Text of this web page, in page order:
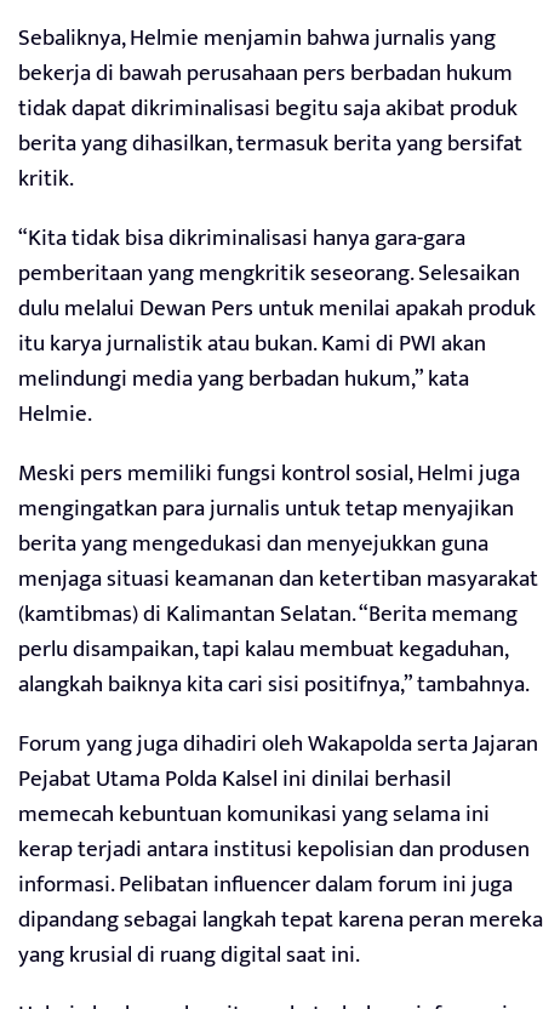
Sebaliknya, Helmie menjamin bahwa jurnalis yang
bekerja di bawah perusahaan pers berbadan hukum
tidak dapat dikriminalisasi begitu saja akibat produk
berita yang dihasilkan, termasuk berita yang bersifat
kritik.
“Kita tidak bisa dikriminalisasi hanya gara-gara
pemberitaan yang mengkritik seseorang. Selesaikan
dulu melalui Dewan Pers untuk menilai apakah produk
itu karya jurnalistik atau bukan. Kami di PWI akan
melindungi media yang berbadan hukum,” kata
Helmie.
Meski pers memiliki fungsi kontrol sosial, Helmi juga
mengingatkan para jurnalis untuk tetap menyajikan
berita yang mengedukasi dan menyejukkan guna
menjaga situasi keamanan dan ketertiban masyarakat
(kamtibmas) di Kalimantan Selatan. “Berita memang
perlu disampaikan, tapi kalau membuat kegaduhan,
alangkah baiknya kita cari sisi positifnya,” tambahnya.
Forum yang juga dihadiri oleh Wakapolda serta Jajaran
Pejabat Utama Polda Kalsel ini dinilai berhasil
memecah kebuntuan komunikasi yang selama ini
kerap terjadi antara institusi kepolisian dan produsen
informasi. Pelibatan influencer dalam forum ini juga
dipandang sebagai langkah tepat karena peran mereka
yang krusial di ruang digital saat ini.